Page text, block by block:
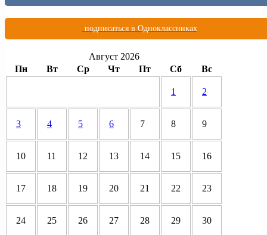
подписаться в Одноклассниках
Август 2026
Пн
Вт Ср Чт Пт Сб Вс
1 2
3 4 5 6 7 8 9
10 11 12 13 14 15 16
17 18 19 20 21 22 23
24 25 26 27 28 29 30